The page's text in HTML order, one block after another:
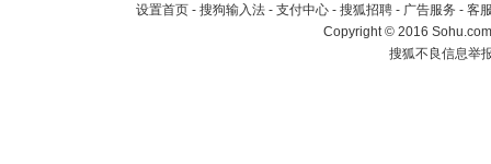
设置首页 - 搜狗输入法 - 支付中心 - 搜狐招聘 - 广告服务 - 客
Copyright©2016
搜狐不良信息举